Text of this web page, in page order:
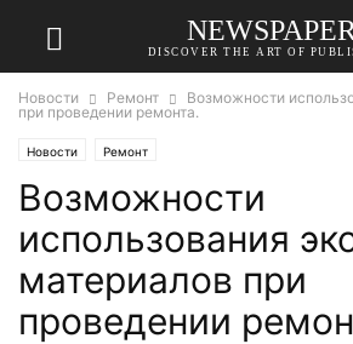
NEWSPAPER
DISCOVER THE ART OF
Новости Ремонт
Возможности
при проведении ремонта.
Новости Ремонт
Возможности
использования
материалов при
проведении